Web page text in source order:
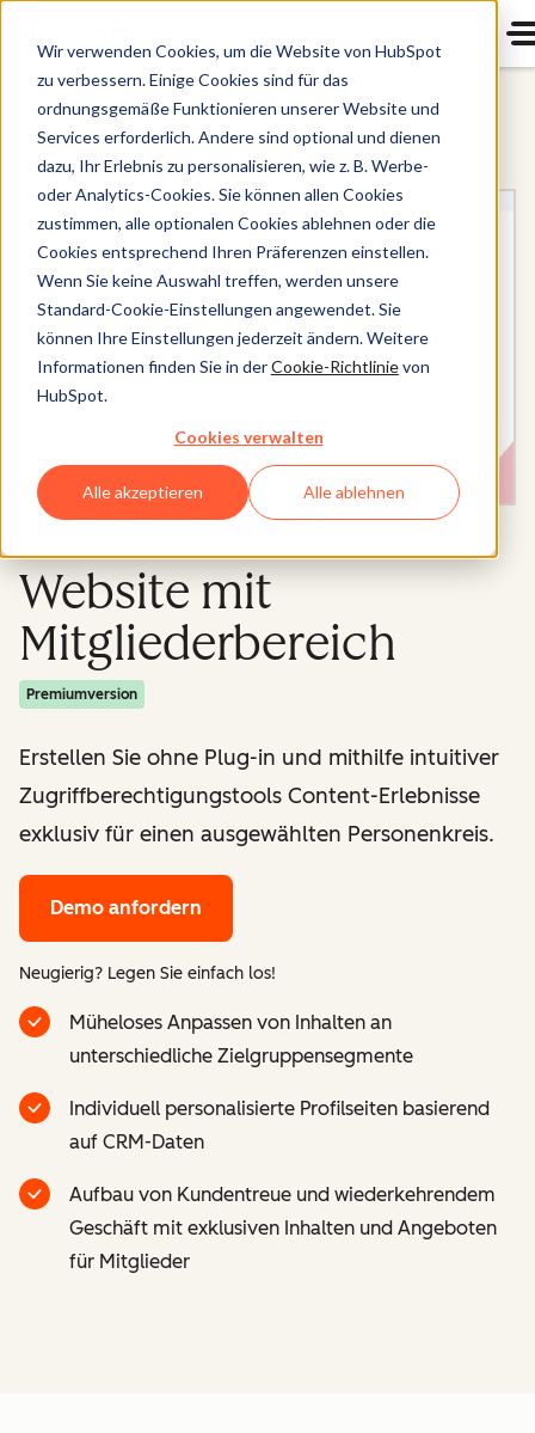
Wir verwenden Cookies, um die Website von HubSpot
zu verbessern. Einige Cookies sind für das
ordnungsgemäße Funktionieren unserer Website und
Services erforderlich. Andere sind optional und dienen
dazu, Ihr Erlebnis zu personalisieren, wie z. B. Werbe-
oder Analytics-Cookies. Sie können allen Cookies
zustimmen, alle optionalen Cookies ablehnen oder die
Cookies entsprechend Ihren Präferenzen einstellen.
Wenn Sie keine Auswahl treffen, werden unsere
Standard-Cookie-Einstellungen angewendet. Sie
können Ihre Einstellungen jederzeit ändern. Weitere
Informationen finden Sie in derCookie-Richtlinievon
HubSpot.
Cookies verwalten
Alle akzeptieren Alle ablehnen
Content Hub
Website mit
Mitgliederbereich
Premiumversion
Erstellen Sie ohne Plug-in und mithilfe intuitiver
Zugriffberechtigungstools Content-Erlebnisse
exklusiv für einen ausgewählten Personenkreis.
Demo anfordern
Neugierig? Legen Sie einfach los!
Müheloses Anpassen von Inhalten an
unterschiedliche Zielgruppensegmente
Individuell personalisierte Profilseiten basierend
auf CRM-Daten
Aufbau von Kundentreue und wiederkehrendem
Geschäft mit exklusiven Inhalten und Angeboten
für Mitglieder